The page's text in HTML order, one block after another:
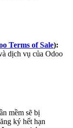
Terms of Sale):
dịch vụ của Odoo
mềm sẽ bị
ký hết hạn